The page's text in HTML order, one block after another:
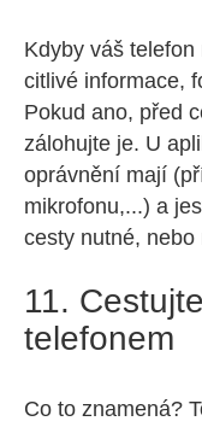
Kdyby váš
citlivé informace,
Pokud ano, před
zálohujte je. U
oprávnění mají
mikrofonu,...) a
cesty nutné, nebo
11.
telefonem
Co to znamená?